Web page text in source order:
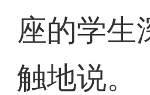
座的学生
触地说。